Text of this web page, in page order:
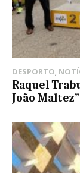
DESPORTO,
Raquel
João Maltez”